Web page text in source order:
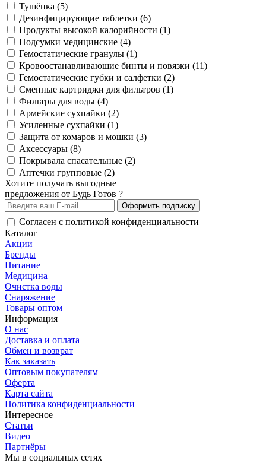
Тушёнка (5)
Дезинфицирующие таблетки (6)
Продукты высокой калорийности (1)
Подсумки медицинские (4)
Гемостатические гранулы (1)
Кровоостанавливающие бинты и повязки (11)
Гемостатические губки и салфетки (2)
Сменные картриджи для фильтров (1)
Фильтры для воды (4)
Армейские сухпайки (2)
Усиленные сухпайки (1)
Защита от комаров и мошки (3)
Аксессуары (8)
Покрывала спасательные (2)
Аптечки групповые (2)
Хотите получать выгодные
предложения от Будь Готов ?
Оформить подписку
Согласен с политикой конфиденциальности
Каталог
Акции
Бренды
Питание
Медицина
Очистка воды
Снаряжение
Товары оптом
Информация
О нас
Доставка и оплата
Обмен и возврат
Как заказать
Оптовым покупателям
Оферта
Карта сайта
Политика конфиденциальности
Интересное
Статьи
Видео
Партнёры
Мы в социальных сетях